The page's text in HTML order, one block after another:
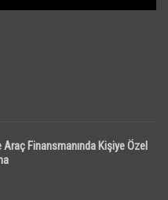
Araç Finansmanında Kişiye Özel